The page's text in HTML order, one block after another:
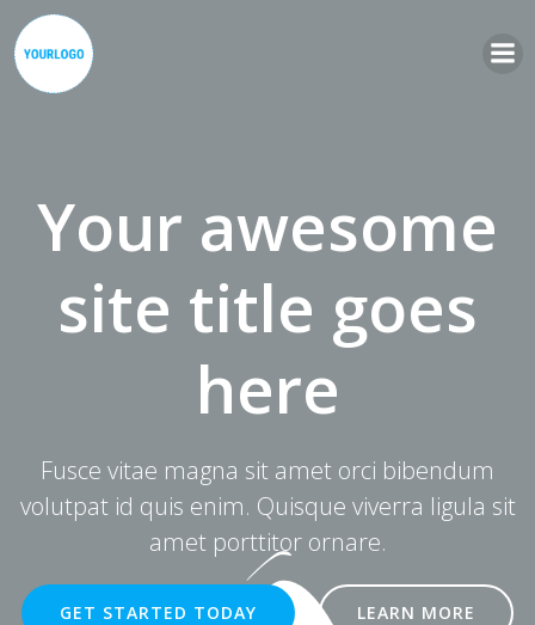
Your awesome
site title goes
here
Fusce vitae magna sit amet orci bibendum
volutpat id quis enim. Quisque viverra ligula sit
amet porttitor ornare.
GET STARTED TODAY LEARN MORE